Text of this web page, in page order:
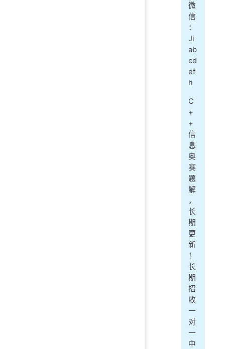
微
信
：
Ji
ab
cd
ef
h
C
+
+
信
息
奥
赛
题
解
，
长
期
更
新
！
长
期
招
收
一
对
一
中